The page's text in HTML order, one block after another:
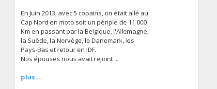
En Juin 2013, avec 5 copains, on était allé au
Cap Nord en moto soit un périple de 11 000
Km en passant par la Belgique, l'Allemagne,
la Suède, la Norvège, le Danemark, les
Pays-Bas et retour en IDF.
Nos épouses nous avait rejoint ...
plus ...